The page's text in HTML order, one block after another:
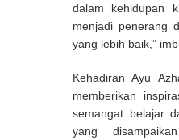
dalam kehidupan
menjadi penerang
yang lebih baik,”
Kehadiran Ayu
memberikan
semangat belajar
yang